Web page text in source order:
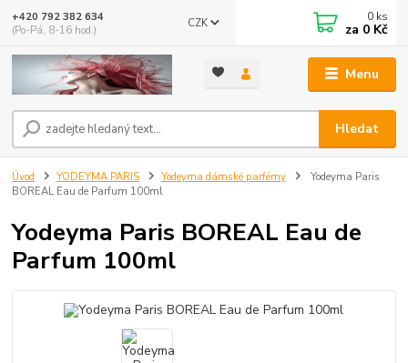
Menu
CZK
Hledat
+420 792 382 634
(Po-Pá, 8-16 hod.)
0 ks
za 0 Kč
Úvod YODEYMA PARIS Yodeyma dámské parfémy
Yodeyma Paris
BOREAL Eau de Parfum 100ml
Yodeyma Paris BOREAL Eau de
Parfum 100ml